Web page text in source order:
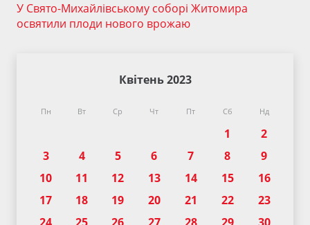
У Свято-Михайлівському соборі Житомира
освятили плоди нового врожаю
Квітень 2023
Пн Вт Ср Чт Пт Сб Нд
1
2
3
4 5 6 7 8
9
10
11 12 13 14 15
16
17
18 19 20 21 22
23